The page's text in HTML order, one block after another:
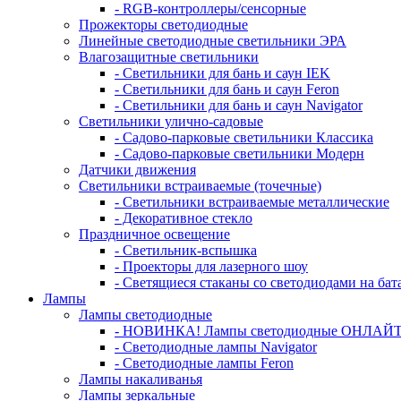
- RGB-контроллеры/сенсорные
Прожекторы светодиодные
Линейные светодиодные светильники ЭРА
Влагозащитные светильники
- Cветильники для бань и саун IEK
- Cветильники для бань и саун Feron
- Cветильники для бань и саун Navigator
Светильники улично-садовые
- Садово-парковые светильники Классика
- Садово-парковые светильники Модерн
Датчики движения
Светильники встраиваемые (точечные)
- Светильники встраиваемые металлические
- Декоративное стекло
Праздничное освещение
- Светильник-вспышка
- Проекторы для лазерного шоу
- Светящиеся стаканы со светодиодами на
Лампы
Лампы светодиодные
- НОВИНКА! Лампы светодиодные
- Светодиодные лампы Navigator
- Светодиодные лампы Feron
Лампы накаливанья
Лампы зеркальные